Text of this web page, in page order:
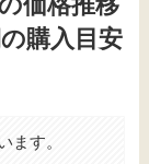
購入目安
ます。